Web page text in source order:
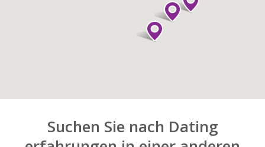
Suchen Sie nach Dating